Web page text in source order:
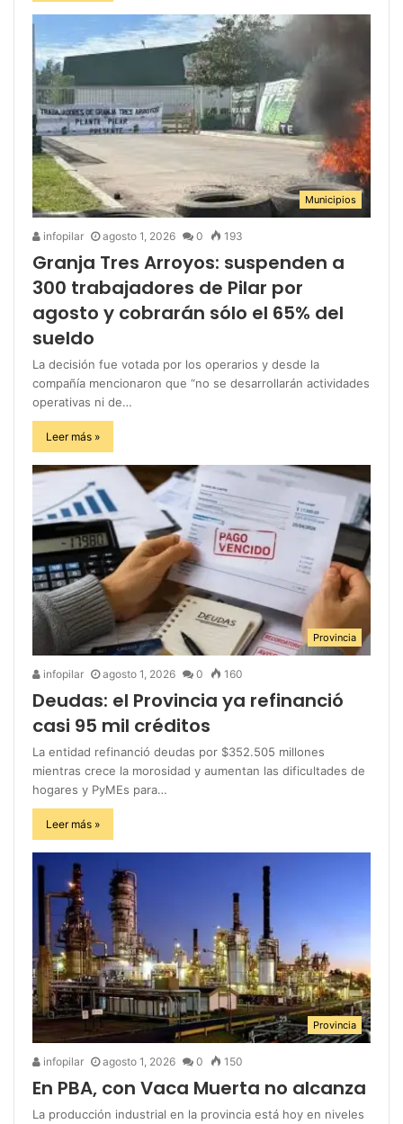
Municipios
infopilar agosto 1, 2026 0 193
Granja Tres Arroyos: suspenden a
300 trabajadores de Pilar por
agosto y cobrarán sólo el 65% del
sueldo
La decisión fue votada por los operarios y desde la
compañía mencionaron que “no se desarrollarán actividades
operativas ni de…
Leer más »
Provincia
infopilar agosto 1, 2026 0 160
Deudas: el Provincia ya refinanció
casi 95 mil créditos
La entidad refinanció deudas por $352.505 millones
mientras crece la morosidad y aumentan las dificultades de
hogares y PyMEs para…
Leer más »
Provincia
infopilar agosto 1, 2026 0 150
En PBA, con Vaca Muerta no alcanza
La producción industrial en la provincia está hoy en niveles